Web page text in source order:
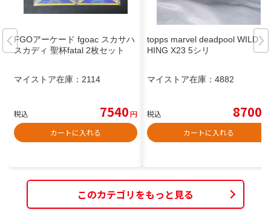
FGOアーケード fgoac スカサハ
スカディ 聖杯fatal 2枚セット
マイストア在庫： 2114
税込 7540円
カートに入れる
topps marvel deadpool WILD T
HING X23 5シリ
マイストア在庫： 4882
税込 8700
カートに入れる
このカテゴリをもっと見る